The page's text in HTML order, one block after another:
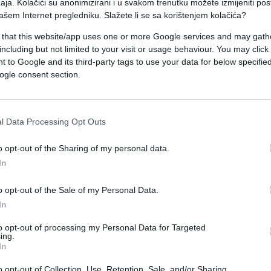
Kolačići su anonimizirani i u svakom trenutku možete izmijeniti
Internet pregledniku. Slažete li se sa korištenjem kolačića?
that this website/app uses one or more Google services and may
but not limited to your visit or usage behaviour. You may
to Google and its third-party tags to use your data for below
consent section.
Data Processing Opt Outs
opt-out of the Sharing of my personal data.
opt-out of the Sale of my Personal Data.
opt-out of processing my Personal Data for Targeted
rekao je Plenković tokom boravka u Zadru i
sedmice, kada Vlada određuje maksimalne
u ponoć.
osnovnog benzina iznosila 1,64 eura, dizela
li bi se sličan trend mogao preliti i na Bosnu i
na regionalnom tržištu. Ipak, konačne
marže i kretanje na svjetskom tržištu